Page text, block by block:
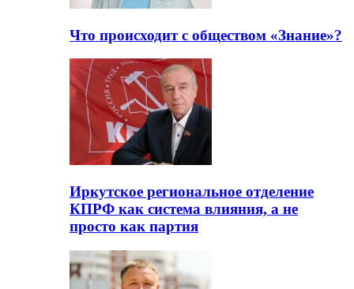
Что происходит с обществом «Знание»?
Иркутское региональное отделение
КПРФ как система влияния, а не
просто как партия